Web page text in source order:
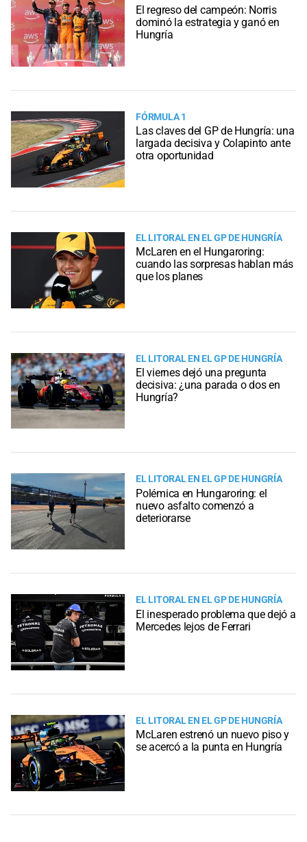
El regreso del campeón: Norris
dominó la estrategia y ganó en
Hungría
FÓRMULA 1
Las claves del GP de Hungría: una
largada decisiva y Colapinto ante
otra oportunidad
EL LITORAL EN EL GP DE HUNGRÍA
McLaren en el Hungaroring:
cuando las sorpresas hablan más
que los planes
EL LITORAL EN EL GP DE HUNGRÍA
El viernes dejó una pregunta
decisiva: ¿una parada o dos en
Hungría?
EL LITORAL EN EL GP DE HUNGRÍA
Polémica en Hungaroring: el
nuevo asfalto comenzó a
deteriorarse
EL LITORAL EN EL GP DE HUNGRÍA
El inesperado problema que dejó a
Mercedes lejos de Ferrari
EL LITORAL EN EL GP DE HUNGRÍA
McLaren estrenó un nuevo piso y
se acercó a la punta en Hungría